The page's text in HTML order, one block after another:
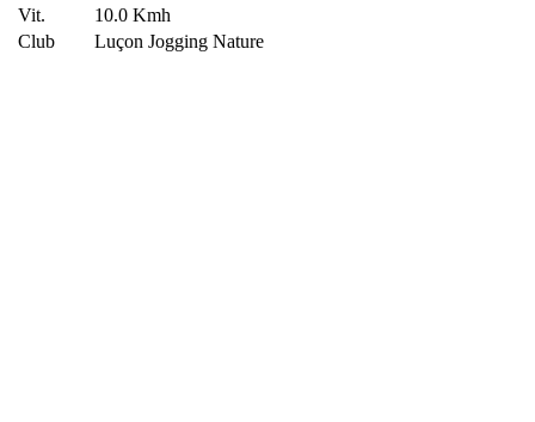
Vit.
10.0 Kmh
Club
Luçon Jogging Nature